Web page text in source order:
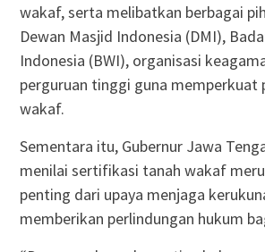
wakaf, serta melibatkan berbagai
Dewan Masjid Indonesia (DMI),
Indonesia (BWI), organisasi
perguruan tinggi guna memperkuat
wakaf.
Sementara itu, Gubernur Jawa
menilai sertifikasi tanah wakaf
penting dari upaya menjaga
memberikan perlindungan hukum